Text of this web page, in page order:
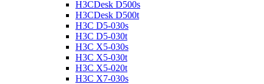
H3CDesk D500s
H3CDesk D500t
H3C D5-030s
H3C D5-030t
H3C X5-030s
H3C X5-030t
H3C X5-020t
H3C X7-030s